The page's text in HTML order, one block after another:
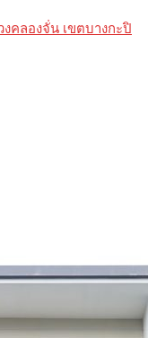
คลองจั่น เขตบางกะปิ